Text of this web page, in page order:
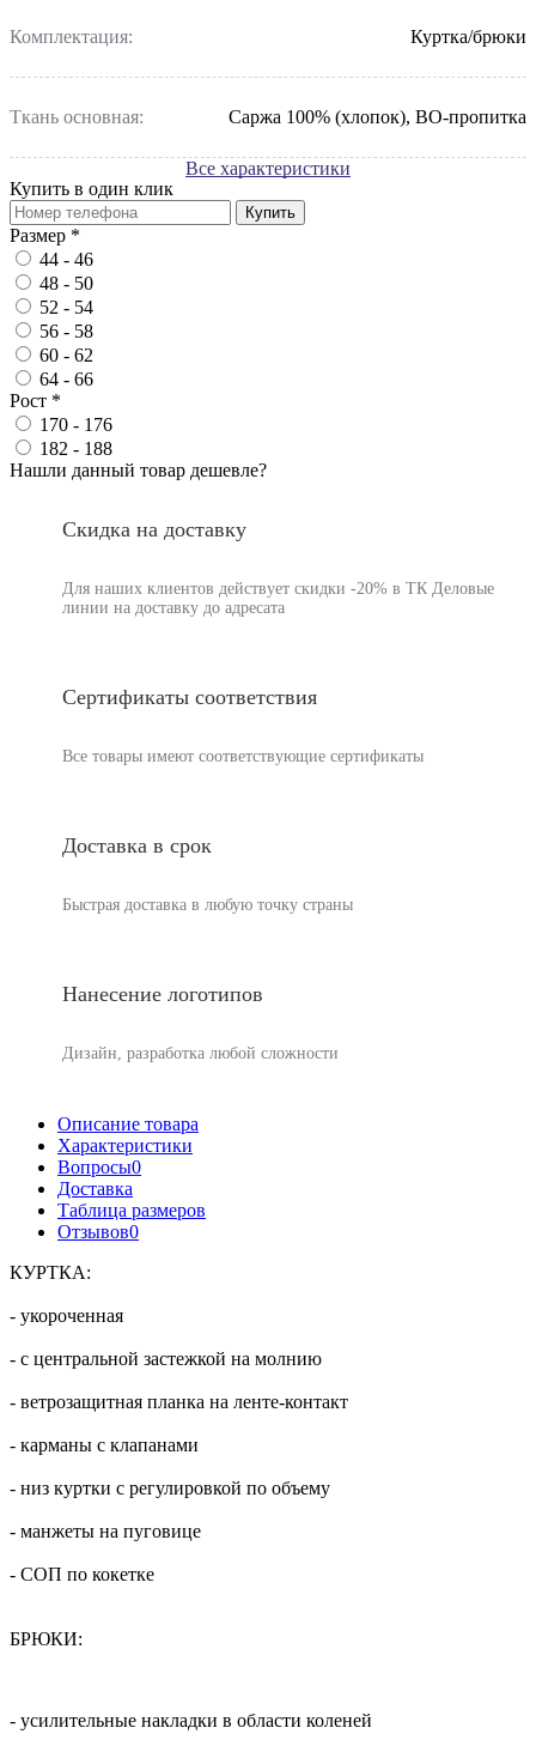
Комплектация: Куртка/брюки
Ткань основная: Саржа 100% (хлопок), ВО-пропитка
Все характеристики
Купить в один клик
Купить
Размер *
44 - 46
48 - 50
52 - 54
56 - 58
60 - 62
64 - 66
Рост *
170 - 176
182 - 188
Нашли данный товар дешевле?
Скидка на доставку
Для наших клиентов действует скидки -20% в ТК Деловые
линии на доставку до адресата
Сертификаты соответствия
Все товары имеют соответствующие сертификаты
Доставка в срок
Быстрая доставка в любую точку страны
Нанесение логотипов
Дизайн, разработка любой сложности
Описание товара
Характеристики
Вопросы0
Доставка
Таблица размеров
Отзывов0
КУРТКА:
- укороченная
- с центральной застежкой на молнию
- ветрозащитная планка на ленте-контакт
- карманы с клапанами
- низ куртки с регулировкой по объему
- манжеты на пуговице
- СОП по кокетке
БРЮКИ:
- усилительные накладки в области коленей